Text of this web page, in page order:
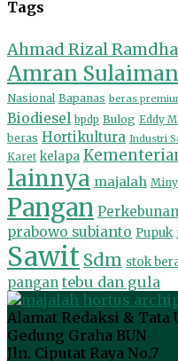
Tags
Ahmad Rizal
Amran Sulaiman
Nasional Bapanas beras
Biodiesel bpdp Bulog Eddy
beras Hortikultura Industri
Karet kelapa
lainnya majalah
Pangan Perkebunan
prabowo subianto Pupuk
Sawit Sdm stok
pangan tebu dan gula
Alamat Redaksi & Tata
Gedung Graha BUN
Jln. Ciputat Raya No.7